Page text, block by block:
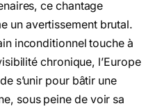
ce chantage
un avertissement brutal.
inconditionnel touche à
chronique, l’Europe
s’unir pour bâtir une
sous peine de voir sa